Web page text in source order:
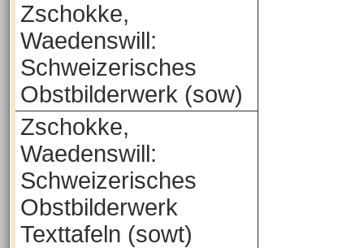
Zschokke,
Waedenswill:
Schweizerisches
Obstbilderwerk (sow)
Zschokke,
Waedenswill:
Schweizerisches
Obstbilderwerk
Texttafeln (sowt)